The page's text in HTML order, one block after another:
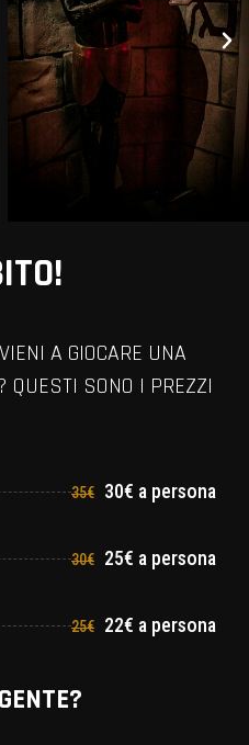
A GIOCARE UNA
QUESTI SONO I PREZZI
35€ 30€ a persona
30€ 25€ a persona
25€ 22€ a persona